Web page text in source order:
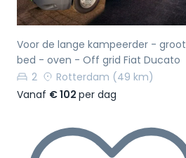
Voor de lange kampeerder - groot
bed - oven - Off grid Fiat Ducato
2
Rotterdam (49 km)
Vanaf € 102 per dag